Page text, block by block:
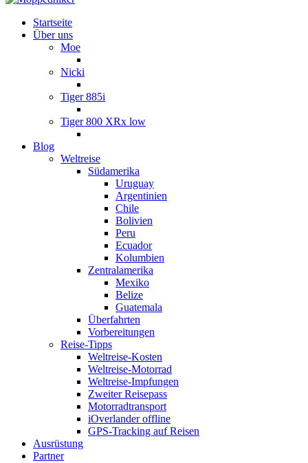
Startseite
Über uns
Moe
Nicki
Tiger 885i
Tiger 800 XRx low
Blog
Weltreise
Südamerika
Uruguay
Argentinien
Chile
Bolivien
Peru
Ecuador
Kolumbien
Zentralamerika
Mexiko
Belize
Guatemala
Überfahrten
Vorbereitungen
Reise-Tipps
Weltreise-Kosten
Weltreise-Motorrad
Weltreise-Impfungen
Zweiter Reisepass
Motorradtransport
iOverlander offline
GPS-Tracking auf Reisen
Ausrüstung
Partner